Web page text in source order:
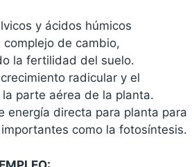
y ácidos húmicos
complejo de cambio,
la fertilidad del suelo.
radicular y el
parte aérea de la planta.
energía directa para planta para
como la fotosíntesis.